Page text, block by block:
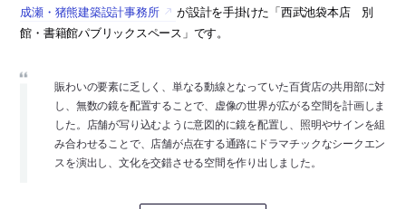
成瀬・猪熊建築設計事務所
が設計を手掛けた「西武池袋本店 別
館・書籍館パブリックスペース」です。
賑わいの要素に乏しく、単なる動線となっていた百貨店の共用部に対
し、無数の鏡を配置することで、虚像の世界が広がる空間を計画しま
した。店舗が写り込むように意図的に鏡を配置し、照明やサインを組
み合わせることで、店舗が点在する通路にドラマチックなシークエン
スを演出し、文化を交錯させる空間を作り出しました。